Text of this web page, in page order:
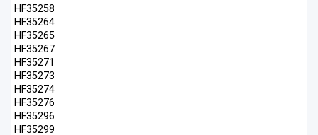
HF35258
HF35264
HF35265
HF35267
HF35271
HF35273
HF35274
HF35276
HF35296
HF35299